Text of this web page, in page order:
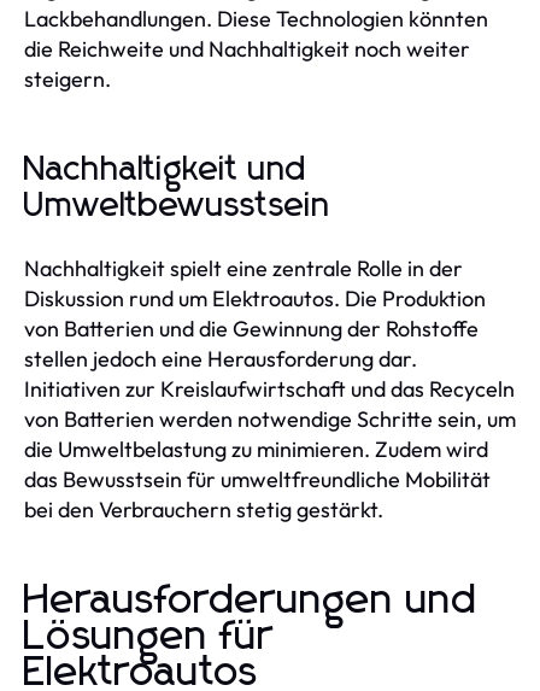
Lackbehandlungen. Diese Technologien könnten
die Reichweite und Nachhaltigkeit noch weiter
steigern.
Nachhaltigkeit und
Umweltbewusstsein
Nachhaltigkeit spielt eine zentrale Rolle in der
Diskussion rund um Elektroautos. Die Produktion
von Batterien und die Gewinnung der Rohstoffe
stellen jedoch eine Herausforderung dar.
Initiativen zur Kreislaufwirtschaft und das Recyceln
von Batterien werden notwendige Schritte sein, um
die Umweltbelastung zu minimieren. Zudem wird
das Bewusstsein für umweltfreundliche Mobilität
bei den Verbrauchern stetig gestärkt.
Herausforderungen und
Lösungen für
Elektroautos